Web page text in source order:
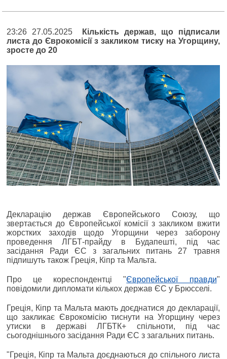
23:26 27.05.2025
Кількість держав, що підписали
листа до Єврокомісії з закликом тиску на Угорщину,
зросте до 20
Декларацію держав Європейського Союзу, що
звертається до Європейської комісії з закликом вжити
жорстких заходів щодо Угорщини через заборону
проведення ЛГБТ-прайду в Будапешті, під час
засідання Ради ЄС з загальних питань 27 травня
підпишуть також Греція, Кіпр та Мальта.
Про це кореспондентці "Європейської правди"
повідомили дипломати кількох держав ЄС у Брюсселі.
Греція, Кіпр та Мальта мають доєднатися до декларації,
що закликає Єврокомісію тиснути на Угорщину через
утиски в державі ЛГБТК+ спільноти, під час
сьогоднішнього засідання Ради ЄС з загальних питань.
"Греція, Кіпр та Мальта доєднаються до спільного листа